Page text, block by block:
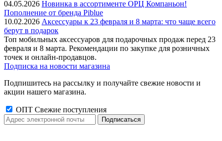
04.05.2026 Новинка в ассортименте OРЦ Компаньон!
Пополнение от бренда Piblue
10.02.2026 Аксессуары к 23 февраля и 8 марта: что чаще всего
берут в подарок
Топ мобильных аксессуаров для подарочных продаж перед 23
февраля и 8 марта. Рекомендации по закупке для розничных
точек и онлайн-продавцов.
Подписка на новости магазина
Подпишитесь на рассылку и получайте свежие новости и
акции нашего магазина.
ОПТ Свежие поступления